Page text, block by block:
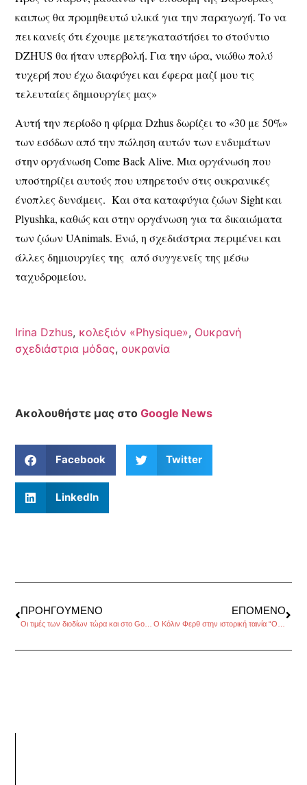
καιπως θα προμηθευτώ υλικά για την παραγωγή. Το να
πει κανείς ότι έχουμε μετεγκαταστήσει το στούντιο
DZHUS θα ήταν υπερβολή. Για την ώρα, νιώθω πολύ
τυχερή που έχω διαφύγει και έφερα μαζί μου τις
τελευταίες δημιουργίες μας»
Αυτή την περίοδο η φίρμα Dzhus δωρίζει το «30 με 50%»
των εσόδων από την πώληση αυτών των ενδυμάτων
στην οργάνωση Come Back Alive. Μια οργάνωση που
υποστηρίζει αυτούς που υπηρετούν στις ουκρανικές
ένοπλες δυνάμεις. Και στα καταφύγια ζώων Sight και
Plyushka, καθώς και στην οργάνωση για τα δικαιώματα
των ζώων UAnimals. Ενώ, η σχεδιάστρια περιμένει και
άλλες δημιουργίες της από συγγενείς της μέσω
ταχυδρομείου.
Irina Dzhus, κολεξιόν «Physique», Ουκρανή
σχεδιάστρια μόδας,ουκρανία
Ακολουθήστε μας στοGoogle News
Facebook Twitter
LinkedIn
ΠΡΟΗΓΟΎΜΕΝΟ ΕΠΌΜΕΝΟ